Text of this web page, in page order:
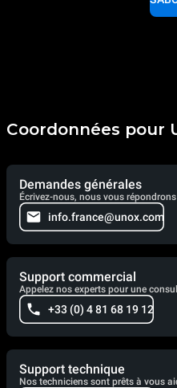
Coordonnées pour
Demandes générales
Écrivez-nous, nous vous
info.france@unox.com
Support commercial
Appelez nos experts pour une
+33 (0) 4 81 68 19 12
Support technique
Nos techniciens sont prêts à vous